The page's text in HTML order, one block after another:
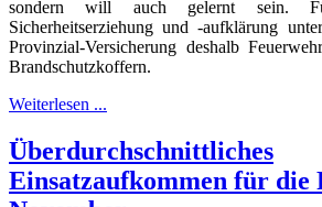
sondern will auch gelernt sein.
Sicherheitserziehung und -aufklärung
Provinzial-Versicherung deshalb
Brandschutzkoffern.
Weiterlesen ...
Überdurchschnittliches
Einsatzaufkommen für die